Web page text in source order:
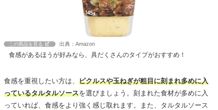
この商品を見る 出典：Amazon
食感があるほうが好みなら、具だくさんのタイプがおすすめ！
食感を重視したい方は、 ピクルスや玉ねぎが粗目に刻まれ多めに入
っているタルタルソースを選びましょう。刻まれた食材が多めに入
っていれば、食感をより強く感じ取れます。また、タルタルソース